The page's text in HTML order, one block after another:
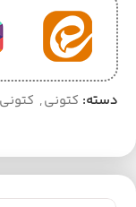
دسته: کتونی,